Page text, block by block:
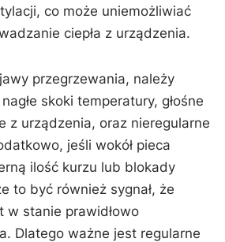
co może uniemożliwiać⁢
ciepła z urządzenia.
przegrzewania, należy
skoki temperatury, głośne
z ⁣urządzenia, oraz nieregularne
jeśli wokół pieca
‌ilość kurzu lub blokady
to być również sygnał, że
w stanie prawidłowo⁢
Dlatego ⁤ważne ‌jest⁣ regularne